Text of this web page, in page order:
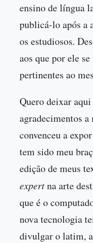
ensino de língua
publicá-lo após a
os estudiosos.
aos que por ele
pertinentes ao
Quero deixar aqui
agradecimentos
convenceu a
tem sido meu
edição de meus
expertna arte
que é o
nova tecnologia
divulgar o latim,